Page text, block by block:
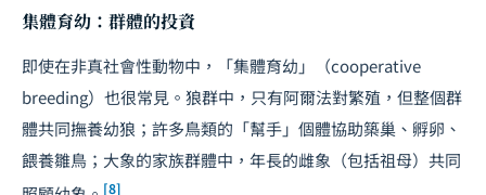
集體育幼：群體的投資
即使在非真社會性動物中，「集體育幼」（cooperative
breeding）也很常見。狼群中，只有阿爾法對繁殖，但整個群
體共同撫養幼狼；許多鳥類的「幫手」個體協助築巢、孵卵、
餵養雛鳥；大象的家族群體中，年長的雌象（包括祖母）共同
[8]